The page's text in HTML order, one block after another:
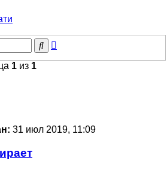
Поиск
1 из 1
31 июл 2019, 11:09